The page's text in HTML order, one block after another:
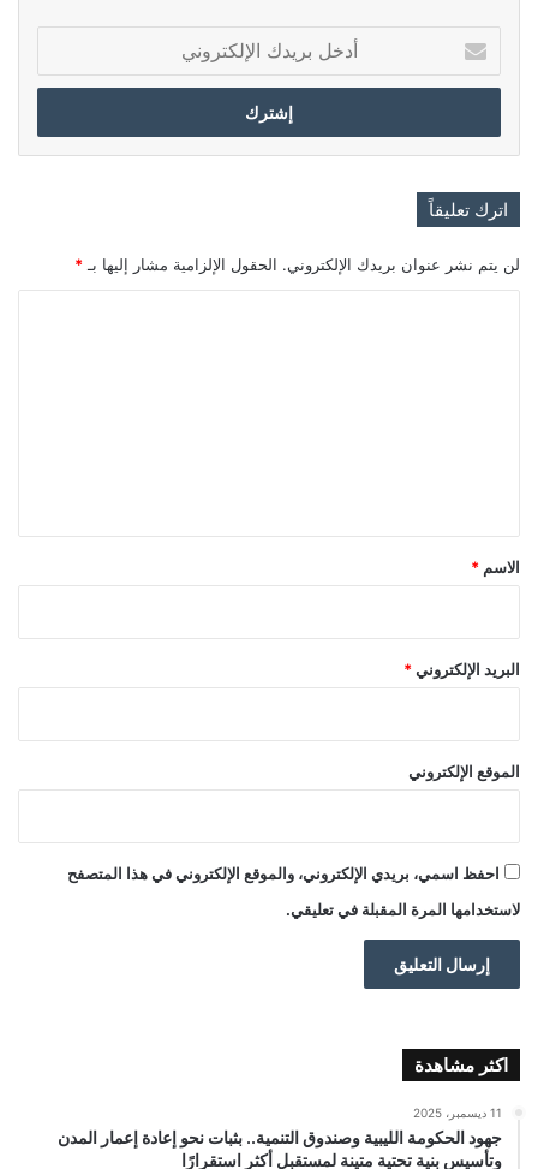
بريدك
الإلكتروني
اترك تعليقاً
لن يتم نشر عنوان بريدك الإلكتروني. الحقول الإلزامية مشار إليها بـ *
*
الاسم *
البريد الإلكتروني *
الموقع الإلكتروني
احفظ اسمي، بريدي الإلكتروني، والموقع الإلكتروني في هذا المتصفح
لاستخدامها المرة المقبلة في تعليقي.
اكثر مشاهدة
11 ديسمبر، 2025
جهود الحكومة الليبية وصندوق التنمية.. بثبات نحو إعادة إعمار المدن
وتأسيس بنية تحتية متينة لمستقبل أكثر استقرارًا